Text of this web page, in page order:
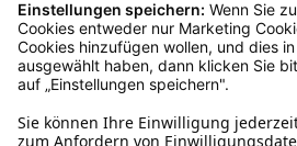
Mo – Fr 9 – 17 Uhr, Sa 9 – 13 Uhr
Ruf uns an